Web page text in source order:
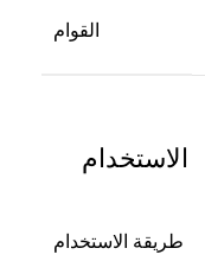
القوام
الاستخدام
طريقة الاستخدام